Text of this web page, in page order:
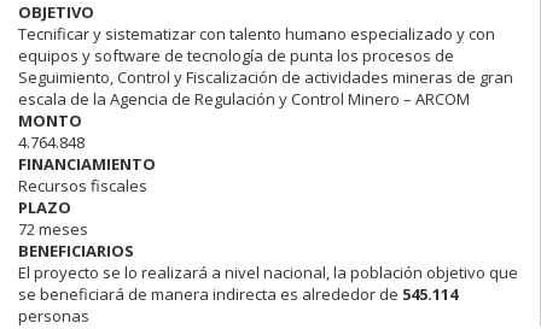
OBJETIVO
Tecnificar y sistematizar con talento humano especializado y con
equipos y software de tecnología de punta los procesos de
Seguimiento, Control y Fiscalización de actividades mineras de gran
escala de la Agencia de Regulación y Control Minero – ARCOM
MONTO
4.764.848
FINANCIAMIENTO
Recursos fiscales
PLAZO
72 meses
BENEFICIARIOS
El proyecto se lo realizará a nivel nacional, la población objetivo que
se beneficiará de manera indirecta es alrededor de 545.114
personas